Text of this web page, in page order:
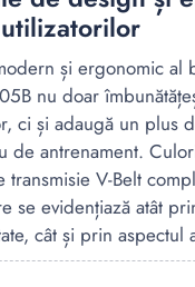
și ergonomic al
nu doar
ci și adaugă un plus
de antrenament.
transmisie V-Belt
se evidențiază atât
cât și prin aspectul